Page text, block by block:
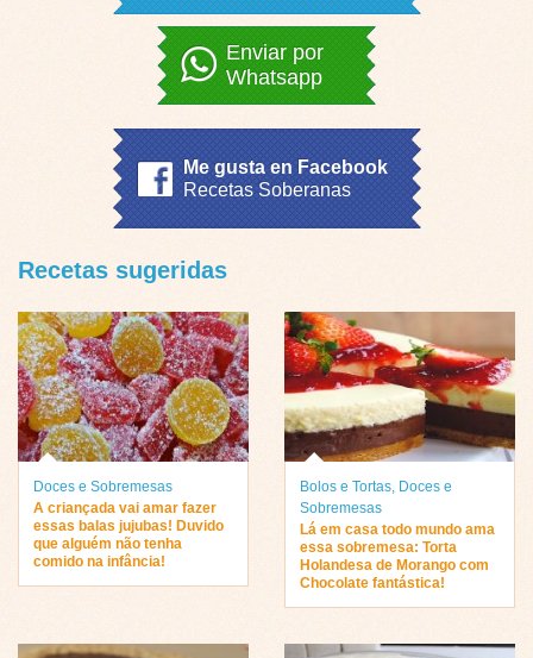
Enviar por
Whatsapp
Me gusta en Facebook
Recetas Soberanas
Recetas sugeridas
Doces e Sobremesas
A criançada vai amar fazer
essas balas jujubas! Duvido
que alguém não tenha
comido na infância!
Bolos e Tortas, Doces e
Sobremesas
Lá em casa todo mundo ama
essa sobremesa: Torta
Holandesa de Morango com
Chocolate fantástica!